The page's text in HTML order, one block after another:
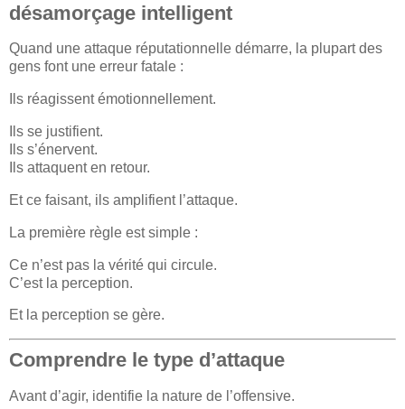
désamorçage intelligent
Quand une attaque réputationnelle démarre, la plupart des
gens font une erreur fatale :
Ils réagissent émotionnellement.
Ils se justifient.
Ils s’énervent.
Ils attaquent en retour.
Et ce faisant, ils amplifient l’attaque.
La première règle est simple :
Ce n’est pas la vérité qui circule.
C’est la perception.
Et la perception se gère.
Comprendre le type d’attaque
Avant d’agir, identifie la nature de l’offensive.